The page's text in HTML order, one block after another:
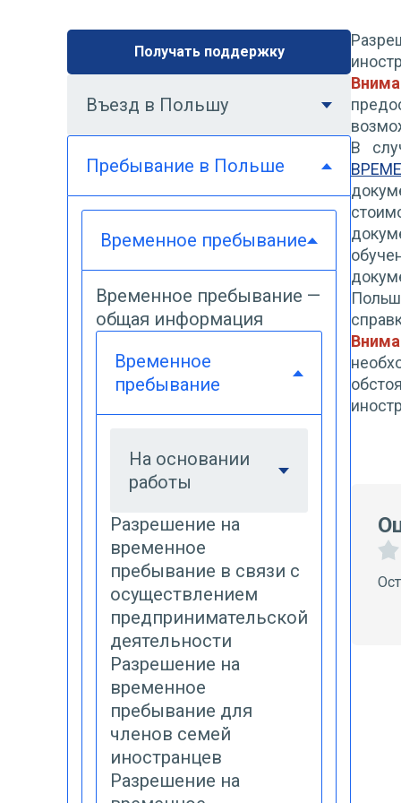
Получать поддержку
Въезд в Польшу
Пребывание в Польше
Временное пребывание
Временное пребывание —
общая информация
Временное
пребывание
На основании
работы
Разрешение на
временное
пребывание в связи с
осуществлением
предпринимательской
деятельности
Разрешение на
временное
пребывание для
членов семей
иностранцев
Разрешение на
В